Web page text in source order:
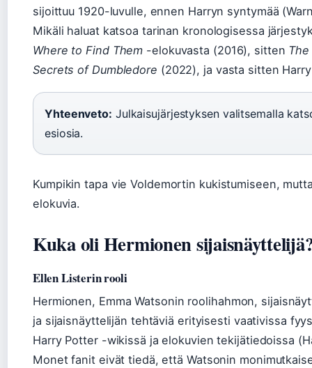
sijoittuu 1920-luvulle, ennen Harryn syntymää
Mikäli haluat katsoa tarinan kronologisessa
Where to Find Them -elokuvasta (2016), sitten
Secrets of Dumbledore (2022), ja vasta sitten
Yhteenveto: Julkaisujärjestyksen valitsemalla
esiosia.
Kumpikin tapa vie Voldemortin kukistumiseen,
elokuvia.
Kuka oli Hermionen
Ellen Listerin rooli
Hermionen, Emma Watsonin roolihahmon,
ja sijaisnäyttelijän tehtäviä erityisesti vaativissa
Harry Potter -wikissä ja elokuvien tekijätiedoissa
Monet fanit eivät tiedä, että Watsonin